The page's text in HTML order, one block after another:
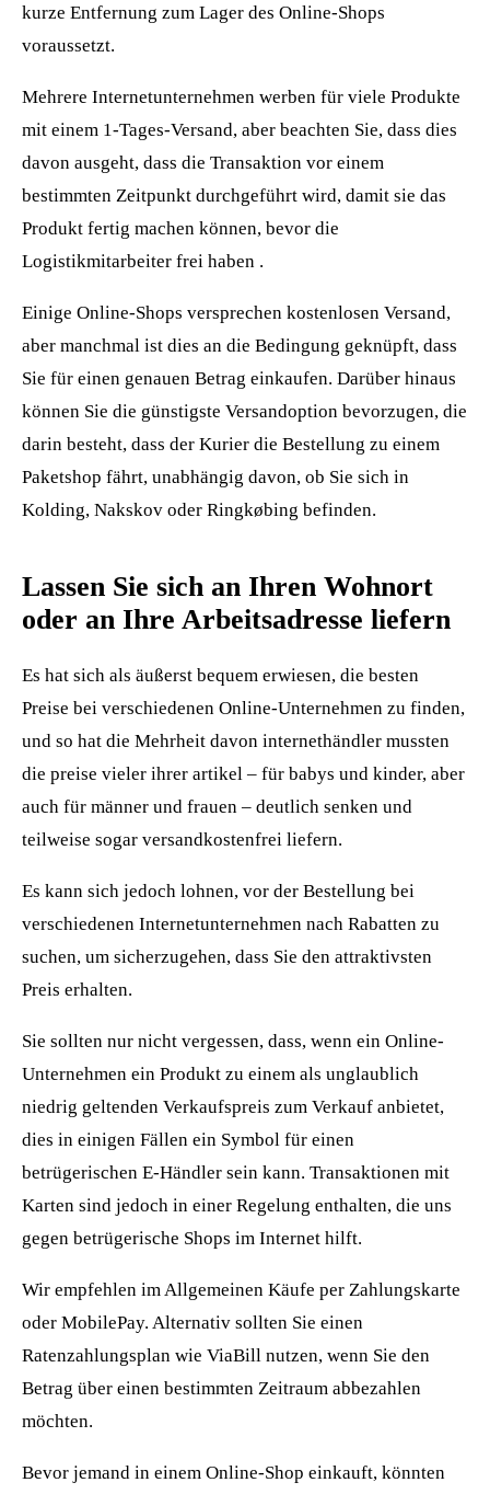
kurze Entfernung zum Lager des Online-Shops
voraussetzt.
Mehrere Internetunternehmen werben für viele Produkte
mit einem 1-Tages-Versand, aber beachten Sie, dass dies
davon ausgeht, dass die Transaktion vor einem
bestimmten Zeitpunkt durchgeführt wird, damit sie das
Produkt fertig machen können, bevor die
Logistikmitarbeiter frei haben .
Einige Online-Shops versprechen kostenlosen Versand,
aber manchmal ist dies an die Bedingung geknüpft, dass
Sie für einen genauen Betrag einkaufen. Darüber hinaus
können Sie die günstigste Versandoption bevorzugen, die
darin besteht, dass der Kurier die Bestellung zu einem
Paketshop fährt, unabhängig davon, ob Sie sich in
Kolding, Nakskov oder Ringkøbing befinden.
Lassen Sie sich an Ihren Wohnort
oder an Ihre Arbeitsadresse liefern
Es hat sich als äußerst bequem erwiesen, die besten
Preise bei verschiedenen Online-Unternehmen zu finden,
und so hat die Mehrheit davon internethändler mussten
die preise vieler ihrer artikel – für babys und kinder, aber
auch für männer und frauen – deutlich senken und
teilweise sogar versandkostenfrei liefern.
Es kann sich jedoch lohnen, vor der Bestellung bei
verschiedenen Internetunternehmen nach Rabatten zu
suchen, um sicherzugehen, dass Sie den attraktivsten
Preis erhalten.
Sie sollten nur nicht vergessen, dass, wenn ein Online-
Unternehmen ein Produkt zu einem als unglaublich
niedrig geltenden Verkaufspreis zum Verkauf anbietet,
dies in einigen Fällen ein Symbol für einen
betrügerischen E-Händler sein kann. Transaktionen mit
Karten sind jedoch in einer Regelung enthalten, die uns
gegen betrügerische Shops im Internet hilft.
Wir empfehlen im Allgemeinen Käufe per Zahlungskarte
oder MobilePay. Alternativ sollten Sie einen
Ratenzahlungsplan wie ViaBill nutzen, wenn Sie den
Betrag über einen bestimmten Zeitraum abbezahlen
möchten.
Bevor jemand in einem Online-Shop einkauft, könnten